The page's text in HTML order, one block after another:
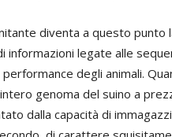
diventa a questo punto
informazioni legate alle
degli animali.
genoma del suino a
dalla capacità di